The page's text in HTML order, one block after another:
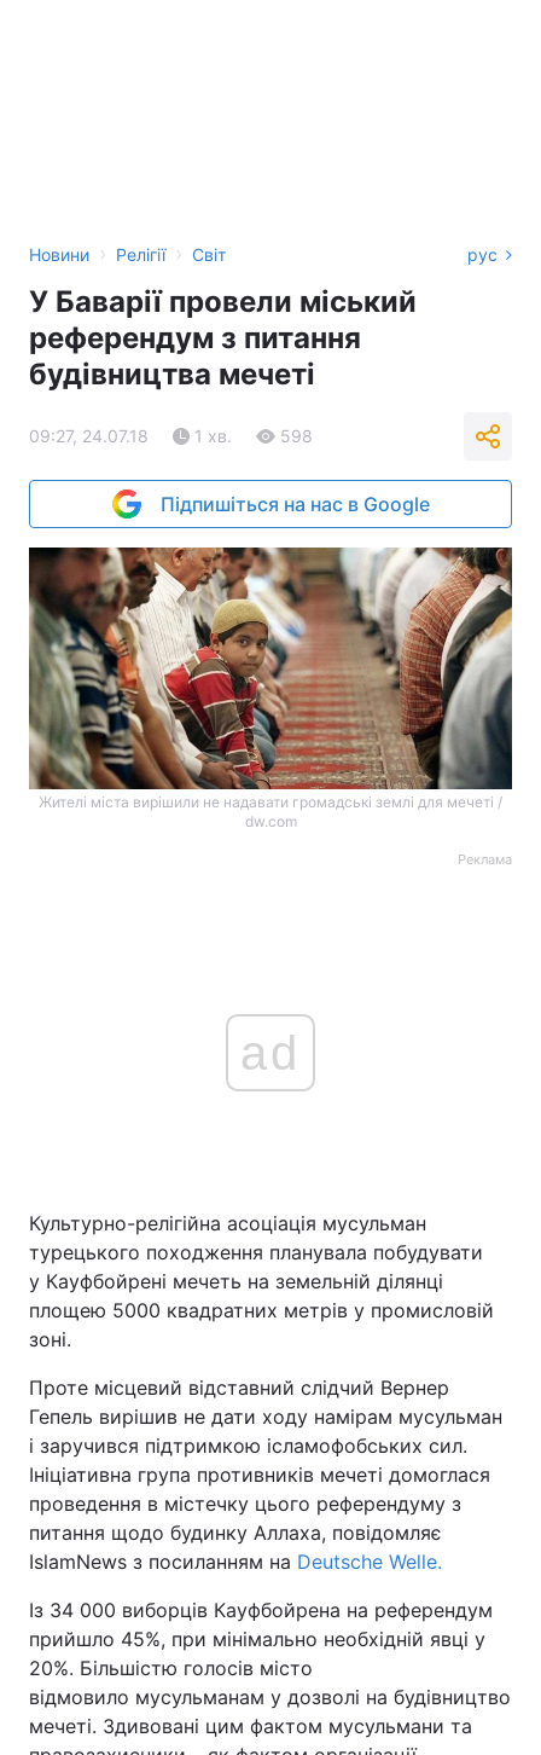
Новини › Релігії › Світ рус
У Баварії провели міський
референдум з питання
будівництва мечеті
09:27, 24.07.18 1 хв. 598
Підпишіться на нас в Google
Жителі міста вирішили не надавати громадські землі для мечеті /
dw.com
Реклама
ad
Культурно-релігійна асоціація мусульман
турецького походження планувала побудувати
у Кауфбойрені мечеть на земельній ділянці
площею 5000 квадратних метрів у промисловій
зоні.
Проте місцевий відставний слідчий Вернер
Гепель вирішив не дати ходу намірам мусульман
і заручився підтримкою ісламофобських сил.
Ініціативна група противників мечеті домоглася
проведення в містечку цього референдуму з
питання щодо будинку Аллаха, повідомляє
IslamNews з посиланням на Deutsche Welle.
Із 34 000 виборців Кауфбойрена на референдум
прийшло 45%, при мінімально необхідній явці у
20%. Більшістю голосів місто
відмовило мусульманам у дозволі на будівництво
мечеті. Здивовані цим фактом мусульмани та